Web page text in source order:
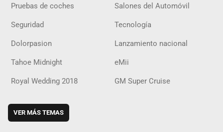
Pruebas de coches Salones del Automóvil
Seguridad Tecnología
Dolorpasion Lanzamiento nacional
Tahoe Midnight eMii
Royal Wedding 2018 GM Super Cruise
VER MÁS TEMAS